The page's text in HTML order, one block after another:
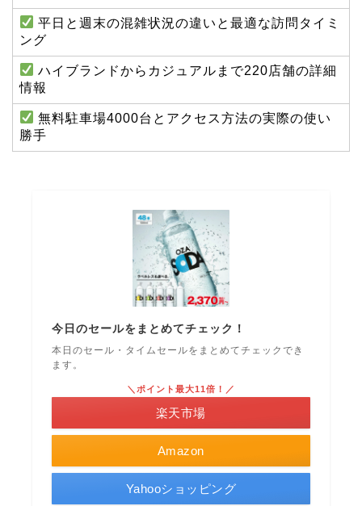
平日と週末の混雑状況の違いと最適な訪問タイミ
ング
ハイブランドからカジュアルまで220店舗の詳細
情報
無料駐車場4000台とアクセス方法の実際の使い
勝手
今日のセールをまとめてチェック！
本日のセール・タイムセールをまとめてチェックでき
ます。
Amazon
＼ポイント最大11倍！／
楽天市場
Yahooショッピング